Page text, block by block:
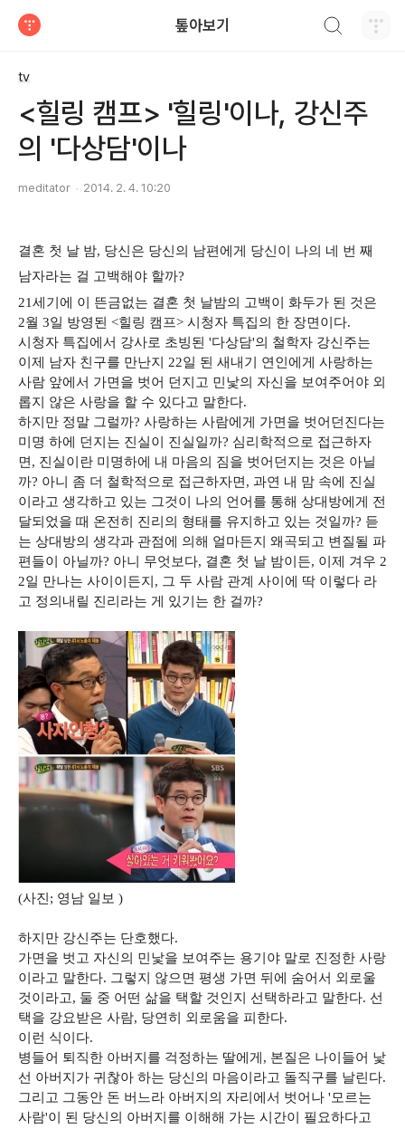
톺아보기
tv
<힐링 캠프> '힐링'이나, 강신주
의 '다상담'이나
meditator 2014. 2. 4. 10:20
결혼 첫 날 밤, 당신은 당신의 남편에게 당신이 나의 네 번 째
남자라는 걸 고백해야 할까?
21세기에 이 뜬금없는 결혼 첫 날밤의 고백이 화두가 된 것은
2월 3일 방영된 <힐링 캠프> 시청자 특집의 한 장면이다.
시청자 특집에서 강사로 초빙된 '다상담'의 철학자 강신주는
이제 남자 친구를 만난지 22일 된 새내기 연인에게 사랑하는
사람 앞에서 가면을 벗어 던지고 민낯의 자신을 보여주어야 외
롭지 않은 사랑을 할 수 있다고 말한다.
하지만 정말 그럴까? 사랑하는 사람에게 가면을 벗어던진다는
미명 하에 던지는 진실이 진실일까? 심리학적으로 접근하자
면, 진실이란 미명하에 내 마음의 짐을 벗어던지는 것은 아닐
까? 아니 좀 더 철학적으로 접근하자면, 과연 내 맘 속에 진실
이라고 생각하고 있는 그것이 나의 언어를 통해 상대방에게 전
달되었을 때 온전히 진리의 형태를 유지하고 있는 것일까? 듣
는 상대방의 생각과 관점에 의해 얼마든지 왜곡되고 변질될 파
편들이 아닐까? 아니 무엇보다, 결혼 첫 날 밤이든, 이제 겨우 2
2일 만나는 사이이든지, 그 두 사람 관계 사이에 딱 이렇다 라
고 정의내릴 진리라는 게 있기는 한 걸까?
(사진; 영남 일보 )
하지만 강신주는 단호했다.
가면을 벗고 자신의 민낯을 보여주는 용기야 말로 진정한 사랑
이라고 말한다. 그렇지 않으면 평생 가면 뒤에 숨어서 외로울
것이라고, 둘 중 어떤 삶을 택할 것인지 선택하라고 말한다. 선
택을 강요받은 사람, 당연히 외로움을 피한다.
이런 식이다.
병들어 퇴직한 아버지를 걱정하는 딸에게, 본질은 나이들어 낯
선 아버지가 귀찮아 하는 당신의 마음이라고 돌직구를 날린다.
그리고 그동안 돈 버느라 아버지의 자리에서 벗어나 '모르는
사람'이 된 당신의 아버지를 이해해 가는 시간이 필요하다고